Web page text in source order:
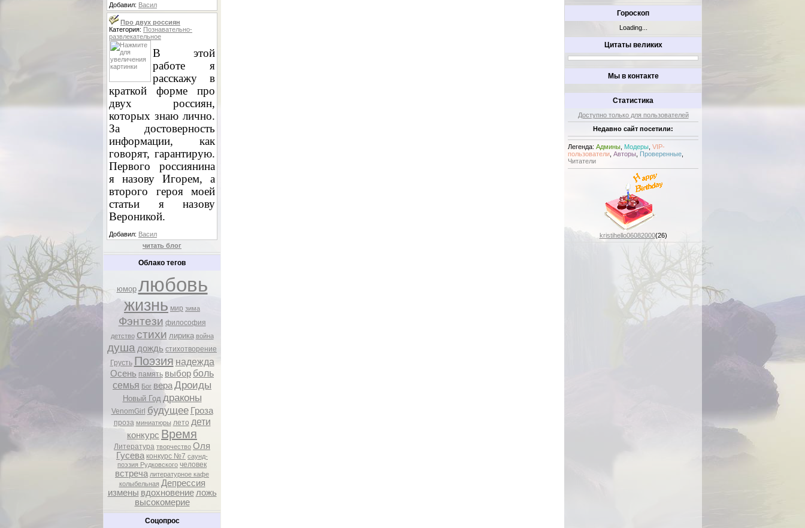
Добавил: Васил
Про двух россиян
Категория: Познавательно-
развлекательное
В этой
работе я
расскажу в
краткой форме про
двух россиян,
которых знаю лично.
За достоверность
информации, как
говорят, гарантирую.
Первого россиянина
я назову Игорем, а
второго героя моей
статьи я назову
Вероникой.
Добавил: Васил
читать блог
Облако тегов
юмор любовь
жизнь мир зима
Фэнтези философия
детство стихи лирика война
душа дождь стихотворение
Грусть Поэзия надежда
Осень память выбор боль
семья Бог вераДроиды
Новый Год драконы
VenomGirl будущее Гроза
проза миниатюры лето дети
конкурс Время
Литература творчество Оля
Гусева конкурс №7 саунд-
поэзия Рудковского человек
встреча литературное кафе
колыбельная Депрессия
измены вдохновение ложь
высокомерие
Соцопрос
Гороскоп
Loading...
Цитаты великих
Мы в контакте
Статистика
Доступно только для пользователей
Недавно сайт посетили:
Легенда: Админы Модеры VIP-
пользователи Авторы Проверенные
Читатели
kristihello06082000(26)